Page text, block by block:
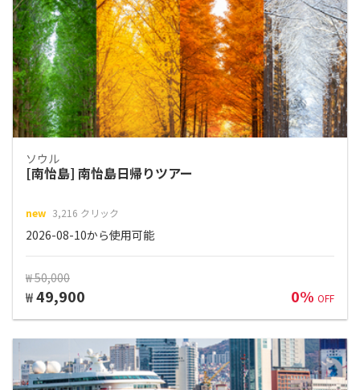
ソウル
[南怡島] 南怡島日帰りツアー
new 3,216 クリック
2026-08-10から使用可能
₩ 50,000
₩49,900 0% OFF